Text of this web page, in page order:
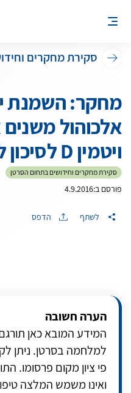
סקירת מחקרים
מחקר: השמנת
אלכוהול
ויטמין D לסיכון לחלות בסרטן שד
סקירת מחקרים וחידושים בתחום הסרטן
פורסם ב:4.9.2016
הערה חשובה
המידע המובא כאן
למלחמה בסרטן. ניתן
פי ציון מקום פרסומו.
ואינו משמש המלצה